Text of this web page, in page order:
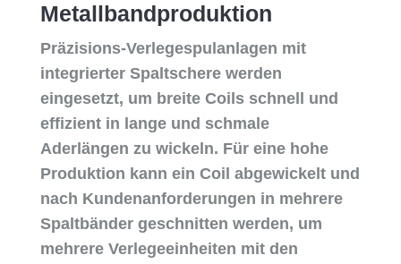
Metallbandproduktion
Präzisions-Verlegespulanlagen mit
integrierter Spaltschere werden
eingesetzt, um breite Coils schnell und
effizient in lange und schmale
Aderlängen zu wickeln. Für eine hohe
Produktion kann ein Coil abgewickelt und
nach Kundenanforderungen in mehrere
Spaltbänder geschnitten werden, um
mehrere Verlegeeinheiten mit den